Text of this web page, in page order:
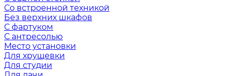
Со встроенной техникой
Без верхних шкафов
С фартуком
С антресолью
Место установки
Для хрущевки
Для студии